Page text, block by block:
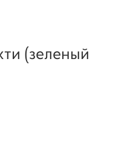
(зеленый